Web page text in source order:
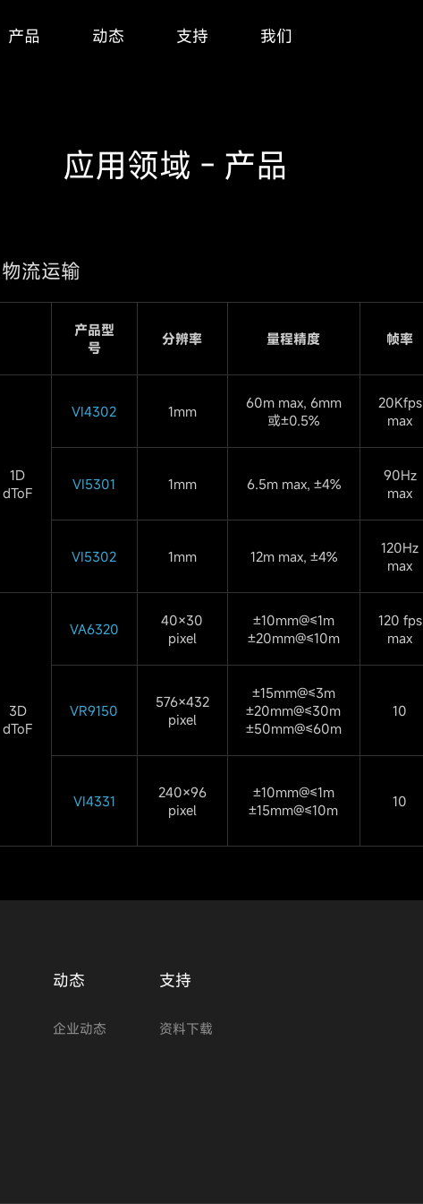
产品 动态 支持 我们
应用领域 - 产品
物流运输
产品型
号
分辨率 量程精度 帧率
1D
dToF
VI4302 1mm
60m max, 6mm
或±0.5%
20Kfps
max
VI5301 1mm 6.5m max, ±4%
90Hz
max
VI5302 1mm 12m max, ±4%
120Hz
max
3D
dToF
VA6320
40×30
pixel
±10mm@≤1m
±20mm@≤10m
120 fps
max
VR9150
576×432
pixel
±15mm@≤3m
±20mm@≤30m
±50mm@≤60m
10
VI4331
240×96
pixel
±10mm@≤1m
±15mm@≤10m
10
动态
企业动态
支持
资料下载